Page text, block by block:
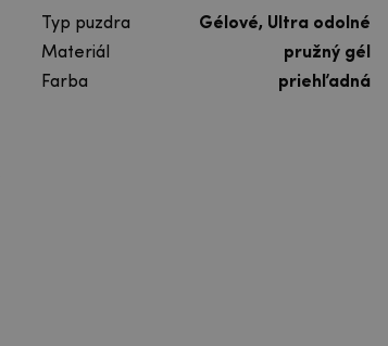
Typ puzdra
Gélové, Ultra odolné
Materiál
pružný gél
Farba
priehľadná